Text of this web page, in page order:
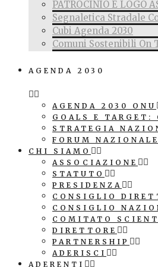
PATROCINIO E LOGO
Segnaletica Stradale
Cubi Agenda 2030
Comuni Sostenibili On
AGENDA 2030
AGENDA 2030 ONU
GOALS E
STRATEGIA
FORUM
CHI SIAMO
ASSOCIAZIONE
STATUTO
PRESIDENZA
CONSIGLIO
CONSIGLIO
COMITATO
DIRETTORE
PARTNERSHIP
ADERISCI
ADERENTI